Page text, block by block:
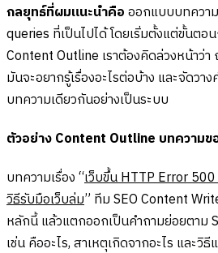
กลยุทธ์ที่ผมแนะนำคือออกแบบบทควา
queries ที่เป็นไปได้ โดยเริ่มตั้งแต่ขั้นตอ
Content Outline เราต้องคิดล่วงหน้าว่
มันจะอยากรู้เรื่องอะไรต่อบ้าง และจัดวา
บทความเดียวกันอย่างเป็นระบบ
ตัวอย่าง Content Outline บทความข
บทความเรื่อง “เว็บขึ้น HTTP Error
วิธีรับมือเว็บล่ม” ทีม SEO Content
หลักนี้ แล้วแตกออกเป็นคำถามย่อยตาม
เช่น คืออะไร, สาเหตุเกิดจากอะไร และ